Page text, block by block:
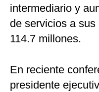
intermediario y
de servicios a
114.7 millones.
En reciente
presidente